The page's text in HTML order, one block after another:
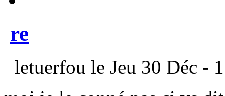
re
letuerfou le Jeu 30 Déc -